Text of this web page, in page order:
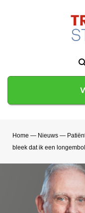
Home — Nieuws —
bleek dat ik een